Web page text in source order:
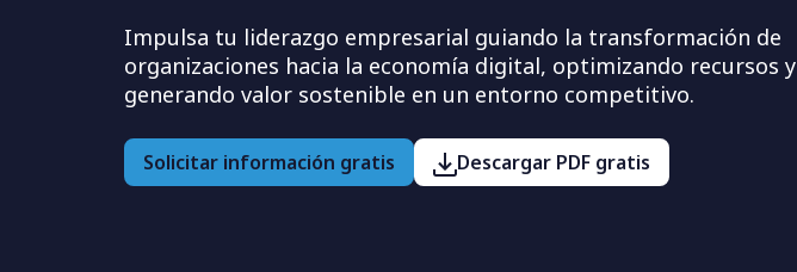
Impulsa tu liderazgo empresarial guiando la transformación de
organizaciones hacia la economía digital, optimizando recursos y
generando valor sostenible en un entorno competitivo.
Solicitar información gratis Descargar PDF gratis